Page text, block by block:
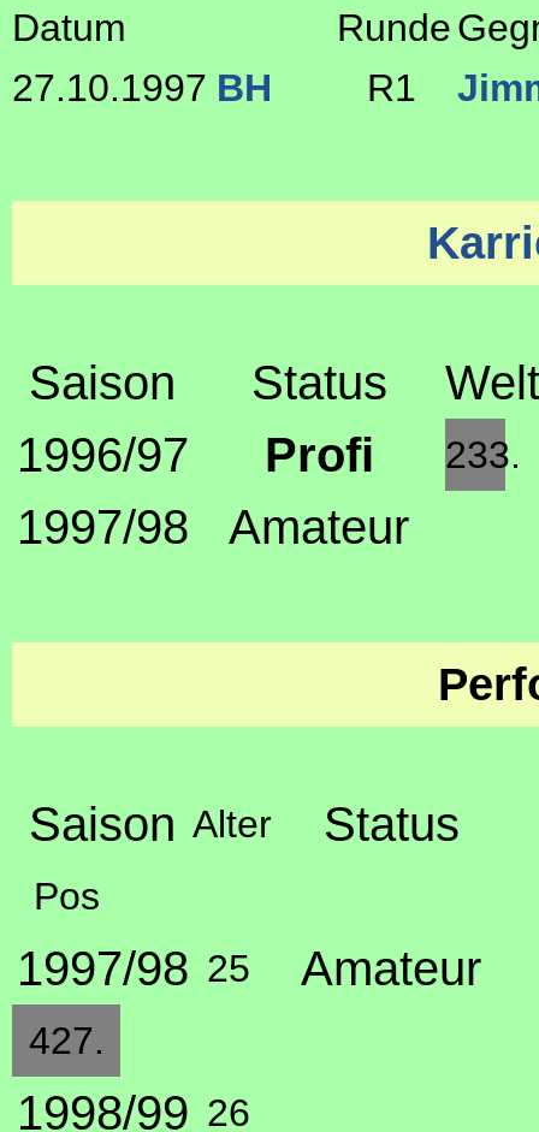
Datum Runde
27.10.1997 BH R1
Saison Status
1996/97
Profi 233.
1997/98 Amateur
Saison Alter Status
Pos
1997/98 25 Amateur
427.
1998/99 26